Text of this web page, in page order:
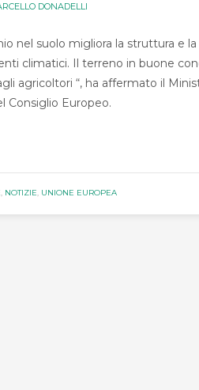
DONADELLI
nel suolo migliora la struttura e
climatici. Il terreno in buone
agricoltori “, ha affermato il
Consiglio Europeo.
, NOTIZIE, UNIONE EUROPEA